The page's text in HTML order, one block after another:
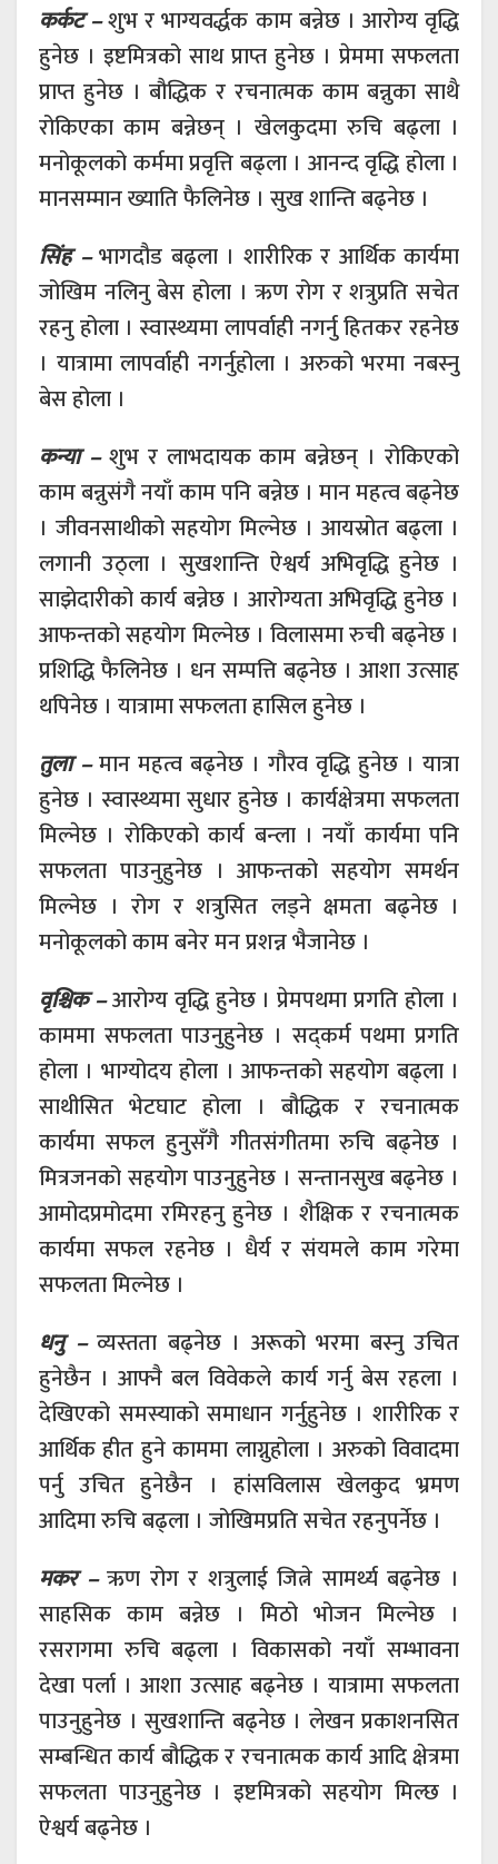
कर्कट –शुभ र भाग्यवर्द्धक काम बन्नेछ । आरोग्य वृद्धि
हुनेछ । इष्टमित्रको साथ प्राप्त हुनेछ । प्रेममा सफलता
प्राप्त हुनेछ । बौद्धिक र रचनात्मक काम बन्नुका साथै
रोकिएका काम बन्नेछन् । खेलकुदमा रुचि बढ्ला ।
मनोकूलको कर्ममा प्रवृत्ति बढ्ला । आनन्द वृद्धि होला ।
मानसम्मान ख्याति फैलिनेछ । सुख शान्ति बढ्नेछ ।
सिंह –भागदौड बढ्ला । शारीरिक र आर्थिक कार्यमा
जोखिम नलिनु बेस होला । ऋण रोग र शत्रुप्रति सचेत
रहनु होला । स्वास्थ्यमा लापर्वाही नगर्नु हितकर रहनेछ
। यात्रामा लापर्वाही नगर्नुहोला । अरुको भरमा नबस्नु
बेस होला ।
कन्या –शुभ र लाभदायक काम बन्नेछन् । रोकिएको
काम बन्नुसंगै नयाँ काम पनि बन्नेछ । मान महत्व बढ्नेछ
। जीवनसाथीको सहयोग मिल्नेछ । आयस्रोत बढ्ला ।
लगानी उठ्ला । सुखशान्ति ऐश्वर्य अभिवृद्धि हुनेछ ।
साझेदारीको कार्य बन्नेछ । आरोग्यता अभिवृद्धि हुनेछ ।
आफन्तको सहयोग मिल्नेछ । विलासमा रुची बढ्नेछ ।
प्रशिद्धि फैलिनेछ । धन सम्पत्ति बढ्नेछ । आशा उत्साह
थपिनेछ । यात्रामा सफलता हासिल हुनेछ ।
तुला –मान महत्व बढ्नेछ । गौरव वृद्धि हुनेछ । यात्रा
हुनेछ । स्वास्थ्यमा सुधार हुनेछ । कार्यक्षेत्रमा सफलता
मिल्नेछ । रोकिएको कार्य बन्ला । नयाँ कार्यमा पनि
सफलता पाउनुहुनेछ । आफन्तको सहयोग समर्थन
मिल्नेछ । रोग र शत्रुसित लड्ने क्षमता बढ्नेछ ।
मनोकूलको काम बनेर मन प्रशन्न भैजानेछ ।
वृश्चिक –आरोग्य वृद्धि हुनेछ । प्रेमपथमा प्रगति होला ।
काममा सफलता पाउनुहुनेछ । सद्कर्म पथमा प्रगति
होला । भाग्योदय होला । आफन्तको सहयोग बढ्ला ।
साथीसित भेटघाट होला । बौद्धिक र रचनात्मक
कार्यमा सफल हुनुसँगै गीतसंगीतमा रुचि बढ्नेछ ।
मित्रजनको सहयोग पाउनुहुनेछ । सन्तानसुख बढ्नेछ ।
आमोदप्रमोदमा रमिरहनु हुनेछ । शैक्षिक र रचनात्मक
कार्यमा सफल रहनेछ । धैर्य र संयमले काम गरेमा
सफलता मिल्नेछ ।
धनु –व्यस्तता बढ्नेछ । अरूको भरमा बस्नु उचित
हुनेछैन । आफ्नै बल विवेकले कार्य गर्नु बेस रहला ।
देखिएको समस्याको समाधान गर्नुहुनेछ । शारीरिक र
आर्थिक हीत हुने काममा लाग्नुहोला । अरुको विवादमा
पर्नु उचित हुनेछैन । हांसविलास खेलकुद भ्रमण
आदिमा रुचि बढ्ला । जोखिमप्रति सचेत रहनुपर्नेछ ।
मकर –ऋण रोग र शत्रुलाई जित्ने सामर्थ्य बढ्नेछ ।
साहसिक काम बन्नेछ । मिठो भोजन मिल्नेछ ।
रसरागमा रुचि बढ्ला । विकासको नयाँ सम्भावना
देखा पर्ला । आशा उत्साह बढ्नेछ । यात्रामा सफलता
पाउनुहुनेछ । सुखशान्ति बढ्नेछ । लेखन प्रकाशनसित
सम्बन्धित कार्य बौद्धिक र रचनात्मक कार्य आदि क्षेत्रमा
सफलता पाउनुहुनेछ । इष्टमित्रको सहयोग मिल्छ ।
ऐश्वर्य बढ्नेछ ।